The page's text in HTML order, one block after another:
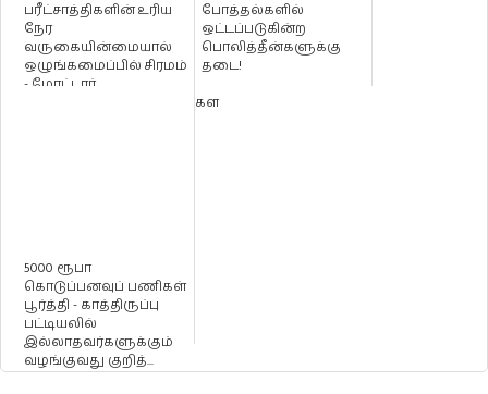
பரீட்சாத்திகளின் உரிய
நேர
வருகையின்மையால்
ஒழுங்கமைப்பில் சிரமம்
- மோட்டார்
போக்குவரத்துத்திணைக்கள
போத்தல்களில்
ஒட்டப்படுகின்ற
பொலித்தீன்களுக்கு
தடை!
5000 ரூபா
கொடுப்பனவுப் பணிகள்
பூர்த்தி - காத்திருப்பு
பட்டியலில்
இல்லாதவர்களுக்கும்
வழங்குவது குறித்...